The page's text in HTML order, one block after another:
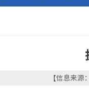
【信息来